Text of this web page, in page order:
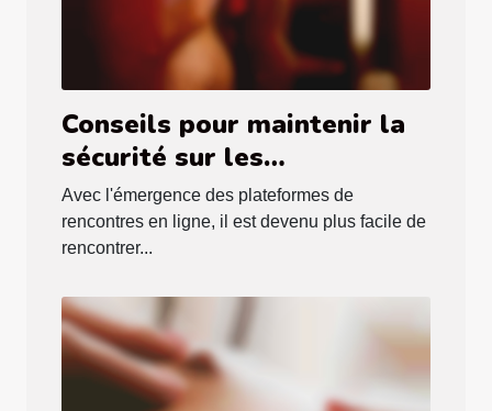
Conseils pour maintenir la
sécurité sur les
plateformes de rencontres
en ligne
Avec l'émergence des plateformes de
rencontres en ligne, il est devenu plus facile de
rencontrer...